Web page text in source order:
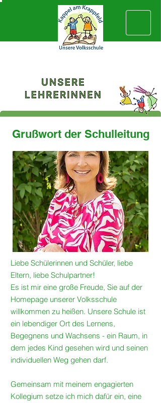
Grußwort der Schulleitung
Liebe Schülerinnen und Schüler, liebe
Eltern, liebe Schulpartner!
Es ist mir eine große Freude, Sie auf der
Homepage unserer Volksschule
willkommen zu heißen. Unsere Schule ist
ein lebendiger Ort des Lernens,
Begegnens und Wachsens - ein Raum, in
dem jedes Kind gesehen wird und seinen
individuellen Weg gehen darf.
Gemeinsam mit meinem engagierten
Kollegium setze ich mich dafür ein, eine